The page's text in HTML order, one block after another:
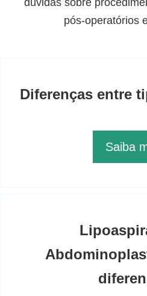
pós-operatórios
Diferenças entre
Saiba